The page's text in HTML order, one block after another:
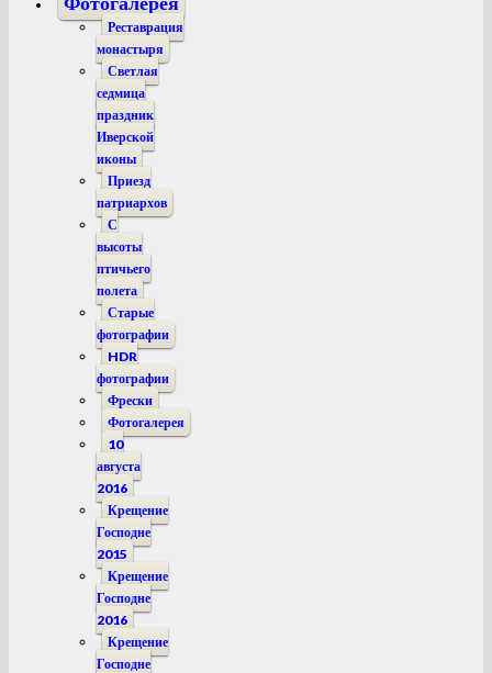
Реставрация
монастыря
Светлая
седмица
праздник
Иверской
иконы
Приезд
патриархов
С
высоты
птичьего
полета
Старые
фотографии
HDR
фотографии
Фрески
Фотогалерея
10
августа
2016
Крещение
Господне
2015
Крещение
Господне
2016
Крещение
Господне